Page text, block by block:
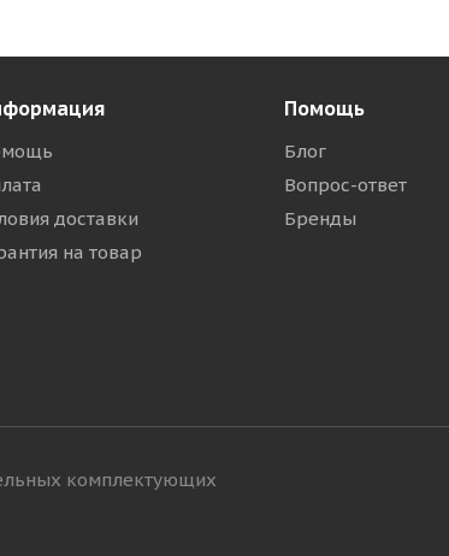
доставки
на товар
Помощь
Блог
Вопрос-ответ
Бренды
комплектующих